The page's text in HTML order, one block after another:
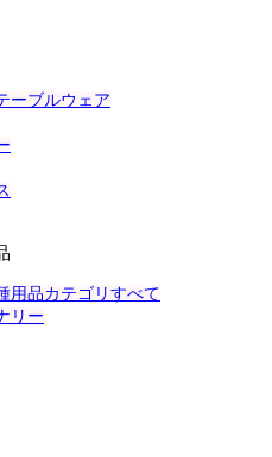
ーブルウェア
用品カテゴリすべて
リー